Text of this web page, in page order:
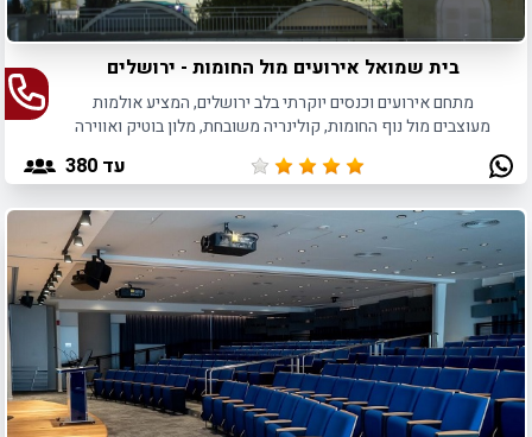
בית שמואל אירועים מול החומות - ירושלים
מתחם אירועים וכנסים יוקרתי בלב ירושלים, המציע אולמות
מעוצבים מול נוף החומות, קולינריה משובחת, מלון בוטיק ואווירה
עד 380